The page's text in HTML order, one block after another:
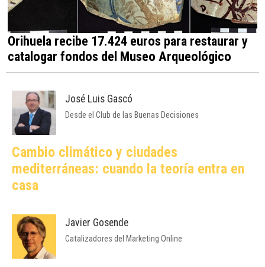
Orihuela recibe 17.424 euros para restaurar y
catalogar fondos del Museo Arqueológico
José Luis Gascó
Desde el Club de las Buenas Decisiones
Cambio climático y ciudades
mediterráneas: cuando la teoría entra en
casa
Javier Gosende
Catalizadores del Marketing Online